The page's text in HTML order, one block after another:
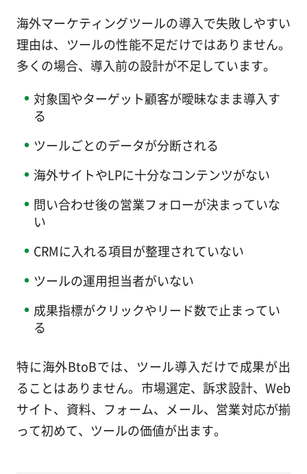
海外マーケティングツールの導入で失敗しやすい
理由は、ツールの性能不足だけではありません。
多くの場合、導入前の設計が不足しています。
対象国やターゲット顧客が曖昧なまま導入す
る
ツールごとのデータが分断される
海外サイトやLPに十分なコンテンツがない
問い合わせ後の営業フォローが決まっていな
い
CRMに入れる項目が整理されていない
ツールの運用担当者がいない
成果指標がクリックやリード数で止まってい
る
特に海外BtoBでは、ツール導入だけで成果が出
ることはありません。市場選定、訴求設計、Web
サイト、資料、フォーム、メール、営業対応が揃
って初めて、ツールの価値が出ます。